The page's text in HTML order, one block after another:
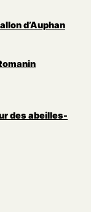
d’Auphan
des abeilles-